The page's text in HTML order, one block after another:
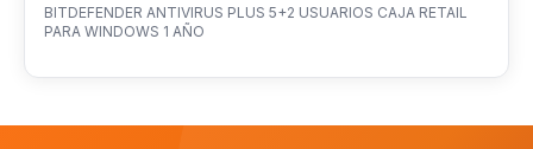
BITDEFENDER ANTIVIRUS PLUS 5+2 USUARIOS CAJA RETAIL
PARA WINDOWS 1 AÑO